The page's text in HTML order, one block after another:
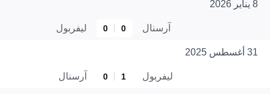
8 يناير 2026
آرسنال 0
0 ليفربول
31 أغسطس 2025
ليفربول 1
0 آرسنال